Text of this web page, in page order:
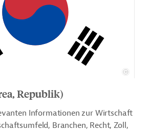
Republik)
Informationen zur Wirtschaft
Branchen, Recht, Zoll,